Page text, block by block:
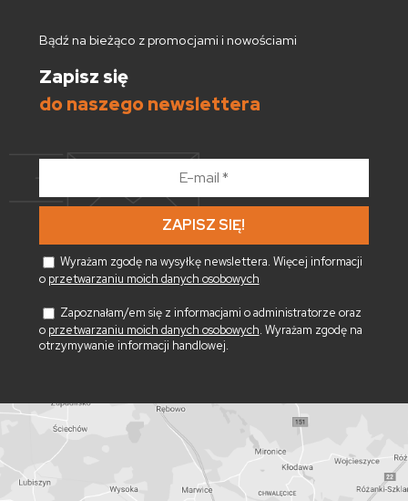
Bądź na bieżąco z promocjami i nowościami
Zapisz się
do naszego newslettera
*
Wyrażam zgodę na wysyłkę newslettera. Więcej informacji
o przetwarzaniu moich danych osobowych
Zapoznałam/em się z informacjami o administratorze oraz
o przetwarzaniu moich danych osobowych. Wyrażam zgodę na
otrzymywanie informacji handlowej.